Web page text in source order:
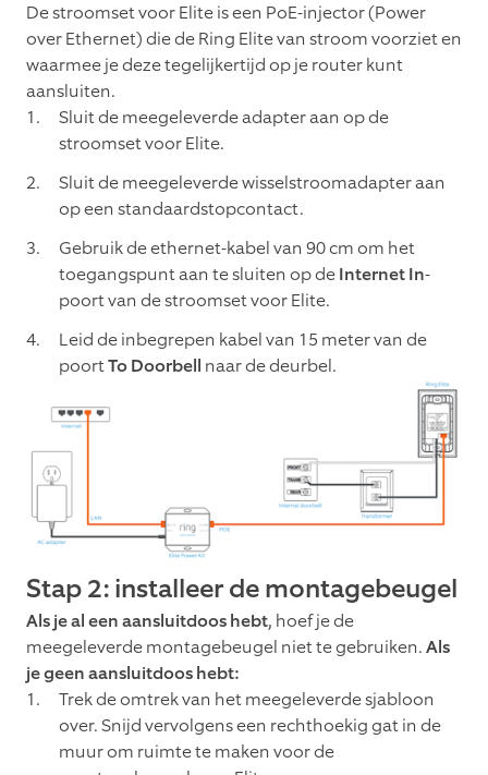
De stroomset voor Elite is een PoE-injector (Power
over Ethernet) die de Ring Elite van stroom voorziet en
waarmee je deze tegelijkertijd op je router kunt
aansluiten.
Sluit de meegeleverde adapter aan op de
stroomset voor Elite.
Sluit de meegeleverde wisselstroomadapter aan
op een standaardstopcontact.
Gebruik de ethernet-kabel van 90 cm om het
toegangspunt aan te sluiten op deInternet In-
poort van de stroomset voor Elite.
Leid de inbegrepen kabel van 15 meter van de
poortTo Doorbell naar de deurbel.
Stap 2: installeer de montagebeugel
Als je al een aansluitdoos hebt, hoef je de
meegeleverde montagebeugel niet te gebruiken.Als
je geen aansluitdoos hebt:
Trek de omtrek van het meegeleverde sjabloon
over. Snijd vervolgens een rechthoekig gat in de
muur om ruimte te maken voor de